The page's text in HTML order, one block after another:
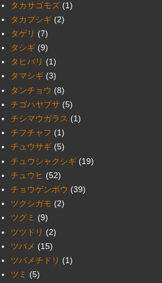
タカサゴモズ (1)
タカブシギ (2)
タゲリ (7)
タシギ (9)
タヒバリ (1)
タマシギ (3)
タンチョウ (8)
チゴハヤブサ (5)
チシマウガラス (1)
チフチャフ (1)
チュウサギ (5)
チュウシャクシギ (19)
チュウヒ (52)
チョウゲンボウ (39)
ツクシガモ (2)
ツグミ (9)
ツツドリ (2)
ツバメ (15)
ツバメチドリ (1)
ツミ (5)